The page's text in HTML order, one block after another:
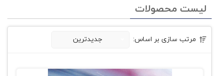
لیست محصولات
مرتب سازی بر اساس: جدیدترین